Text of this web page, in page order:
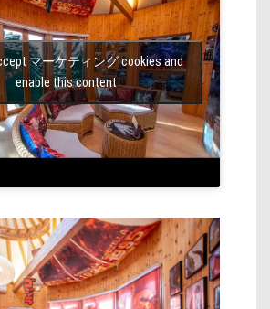
マーケティング cookies and
enable this content